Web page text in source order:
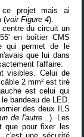
projet mais ai
(voir Figure 4).
du circuit un
en boîtier CMS
qui permet de le
que lui dans
l'affaire.
visibles. Celui de
2 mm² est tiré
est celui qui
bandeau de LED.
des deux ILS
de l'autre... ). Les
que pour fixer les